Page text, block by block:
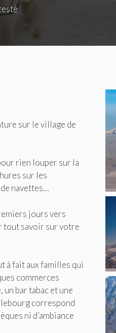
sur le village de
rien louper sur la
sur les
navettes…
jours vers
tout savoir sur votre
à fait aux familles qui
commerces
bar tabac et une
correspond
ni d’ambiance